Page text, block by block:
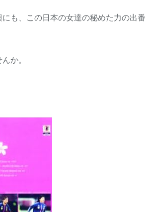
も、この日本の女達の秘めた力の出番
か。